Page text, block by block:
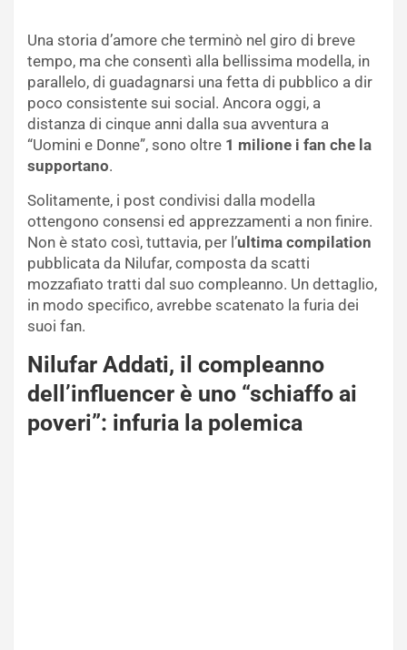
Una storia d’amore che terminò nel giro di breve
tempo, ma che consentì alla bellissima modella, in
parallelo, di guadagnarsi una fetta di pubblico a dir
poco consistente sui social. Ancora oggi, a
distanza di cinque anni dalla sua avventura a
“Uomini e Donne”, sono oltre 1 milione i fan che la
supportano.
Solitamente, i post condivisi dalla modella
ottengono consensi ed apprezzamenti a non finire.
Non è stato così, tuttavia, per l’ultima compilation
pubblicata da Nilufar, composta da scatti
mozzafiato tratti dal suo compleanno. Un dettaglio,
in modo specifico, avrebbe scatenato la furia dei
suoi fan.
Nilufar Addati, il compleanno
dell’influencer è uno “schiaffo ai
poveri”: infuria la polemica